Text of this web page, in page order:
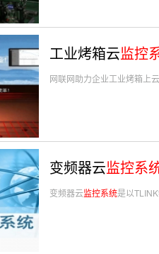
工业烤箱云监控
网联网助力企业工业烤箱上
变频器云监控系
变频器云监控系统是以